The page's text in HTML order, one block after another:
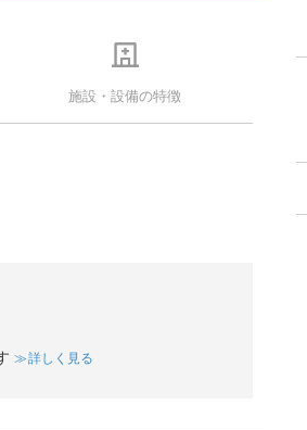
施設・設備の特徴
詳しく見る